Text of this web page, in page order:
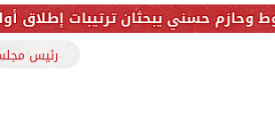
ترتيبات إطلاق أولى بطولات نادي
رئيس